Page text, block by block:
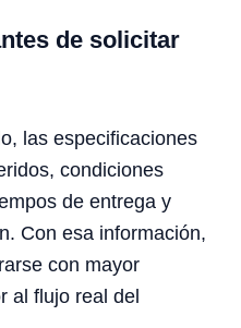
de solicitar
las especificaciones
condiciones
de entrega y
Con esa información,
con mayor
al flujo real del